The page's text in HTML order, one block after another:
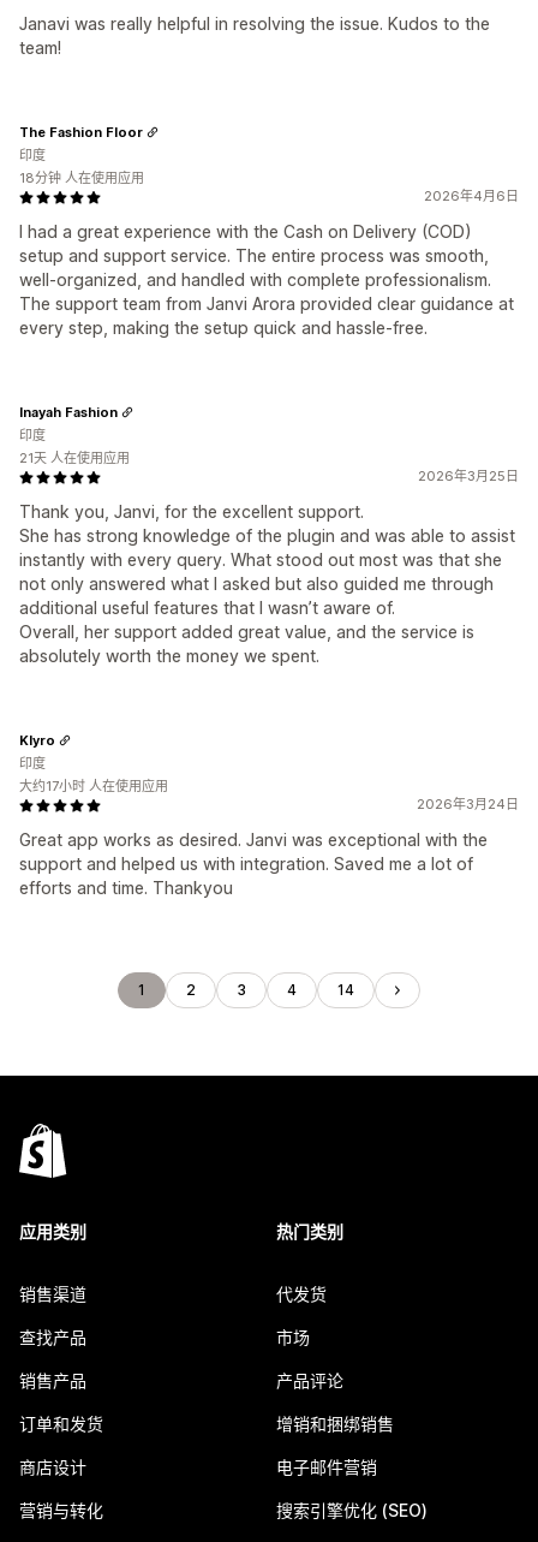
Janavi was really helpful in resolving the issue. Kudos to the
team!
2026年4月6日
I had a great experience with the Cash on Delivery (COD)
setup and support service. The entire process was smooth,
well-organized, and handled with complete professionalism.
The support team from Janvi Arora provided clear guidance at
every step, making the setup quick and hassle-free.
The Fashion Floor
印度
18分钟 人在使用应用
2026年3月25日
Thank you, Janvi, for the excellent support.
She has strong knowledge of the plugin and was able to assist
instantly with every query. What stood out most was that she
not only answered what I asked but also guided me through
additional useful features that I wasn’t aware of.
Overall, her support added great value, and the service is
absolutely worth the money we spent.
Inayah Fashion
印度
21天 人在使用应用
2026年3月24日
Great app works as desired. Janvi was exceptional with the
support and helped us with integration. Saved me a lot of
efforts and time. Thankyou
Klyro
印度
大约17小时 人在使用应用
1 2 3 4 14
应用类别
销售渠道
查找产品
销售产品
订单和发货
商店设计
营销与转化
热门类别
代发货
市场
产品评论
增销和捆绑销售
电子邮件营销
搜索引擎优化 (SEO)